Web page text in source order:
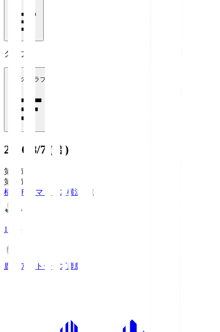
クラブ
全てのクラブ
2026/8/7 (金)
第1節
第1節
横浜Ｆ・マリノス横浜FM
19:26
鹿島アントラーズ鹿島